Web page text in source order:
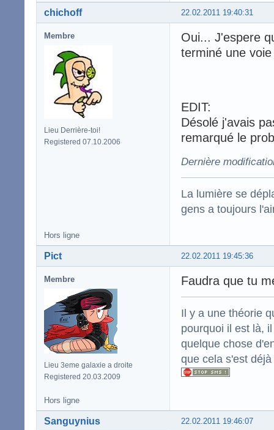
22.02.2011 19:40:31
chichoff
Membre
Lieu Derrière-toi!
Registered 07.10.2006
Oui... J'espere
terminé une
EDIT:
Désolé j'avais
remarqué le
Dernière
La lumière se
gens a toujours
Hors ligne
22.02.2011 19:45:36
Pict
Membre
Lieu 3eme galaxie a droite
Registered 20.03.2009
Faudra que tu
Il y a une théorie
pourquoi il est là,
quelque chose
que cela s'est
Hors ligne
22.02.2011 19:46:07
Sanguynius